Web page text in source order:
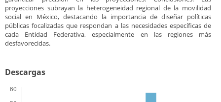
proyecciones subrayan la heterogeneidad regional de la movilidad
social en México, destacando la importancia de diseñar políticas
públicas focalizadas que respondan a las necesidades específicas de
cada Entidad Federativa, especialmente en las regiones más
desfavorecidas.
Descargas